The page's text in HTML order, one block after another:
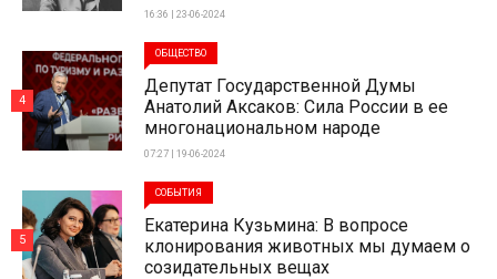
16:36 | 23-06-2024
ОБЩЕСТВО
Депутат Государственной Думы
Анатолий Аксаков: Сила России в ее
многонациональном народе
07:27 | 19-06-2024
4
СОБЫТИЯ
Екатерина Кузьмина: В вопросе
клонирования животных мы думаем о
созидательных вещах
5